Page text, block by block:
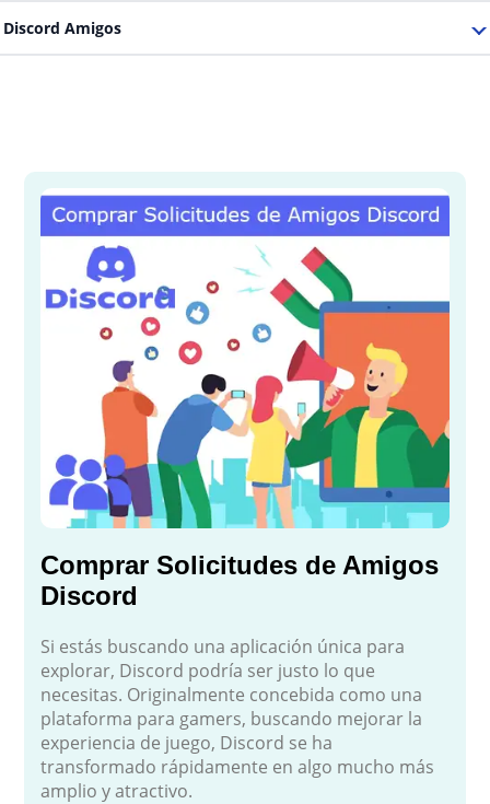
Discord Amigos
Comprar Solicitudes de Amigos
Discord
Si estás buscando una aplicación única para
explorar, Discord podría ser justo lo que
necesitas. Originalmente concebida como una
plataforma para gamers, buscando mejorar la
experiencia de juego, Discord se ha
transformado rápidamente en algo mucho más
amplio y atractivo.